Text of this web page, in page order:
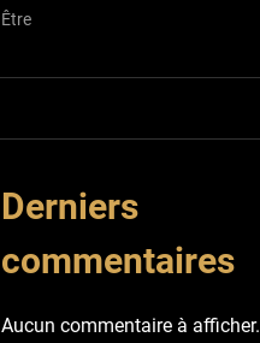
Être
Derniers
commentaires
Aucun commentaire à afficher.